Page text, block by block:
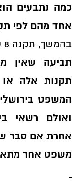
כמה נתבעים
אחד מהם לפי
בהמשך, תקנה 8 קובעת:.
תביעה שאין
תקנות אלה
המשפט
ואולם רשאי
אחרת אם סבר
משפט אחר